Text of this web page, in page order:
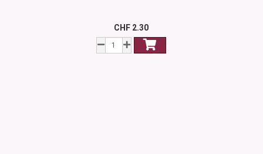
CHF 2.30